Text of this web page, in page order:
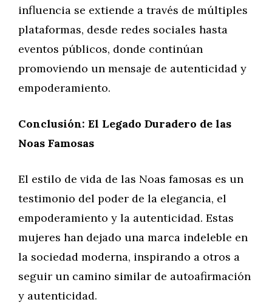
influencia se extiende a través de múltiples
plataformas, desde redes sociales hasta
eventos públicos, donde continúan
promoviendo un mensaje de autenticidad y
empoderamiento.
Conclusión: El Legado Duradero de las
Noas Famosas
El estilo de vida de las Noas famosas es un
testimonio del poder de la elegancia, el
empoderamiento y la autenticidad. Estas
mujeres han dejado una marca indeleble en
la sociedad moderna, inspirando a otros a
seguir un camino similar de autoafirmación
y autenticidad.